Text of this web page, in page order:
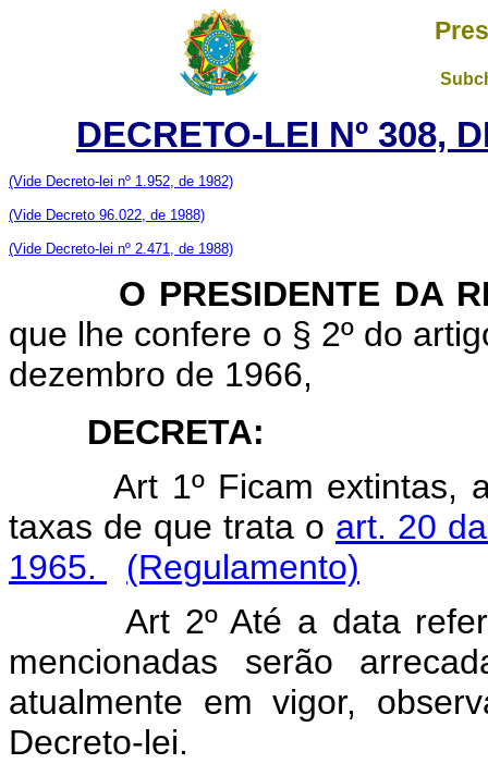
DECRETO-LEI Nº 308,
(Vide Decreto-lei nº 1.952, de 1982)
(Vide Decreto 96.022, de 1988)
(Vide Decreto-lei nº 2.471, de 1988)
O PRESIDENTE DA
que lhe confere o § 2º do
dezembro de 1966,
DECRETA:
Art 1º Ficam extintas,
taxas de que trata o art. 20
1965.
(Regulamento)
Art 2º Até a data
mencionadas serão
atualmente em vigor,
Decreto-lei.